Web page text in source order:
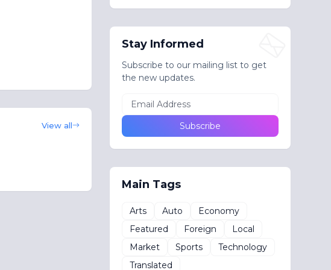
View all
Stay Informed
Subscribe to our mailing list to get
the new updates.
Main Tags
Arts Auto
Economy
Featured
Foreign
Local
Market
Sports
Technology
Translated